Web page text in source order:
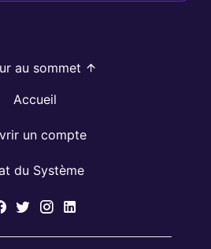
au sommet
Accueil
un compte
du Système